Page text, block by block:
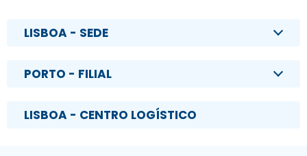
LISBOA - SEDE
PORTO - FILIAL
LISBOA - CENTRO LOGÍSTICO